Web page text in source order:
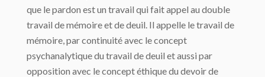
que le pardon est un travail qui fait appel au double
travail de mémoire et de deuil. Il appelle le travail de
mémoire, par continuité avec le concept
psychanalytique du travail de deuil et aussi par
opposition avec le concept éthique du devoir de